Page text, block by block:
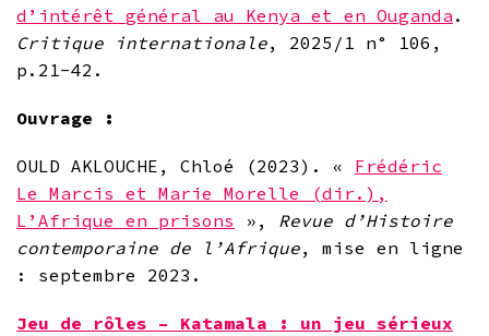
d’intérêt général au Kenya et en Ouganda .
Critique internationale, 2025/1 n° 106,
p.21-42.
Ouvrage :
OULD AKLOUCHE, Chloé (2023). « Frédéric
Le Marcis et Marie Morelle (dir.),
L’Afrique en prisons », Revue d’Histoire
contemporaine de l’Afrique, mise en ligne
: septembre 2023.
Jeu de rôles – Katamala : un jeu sérieux